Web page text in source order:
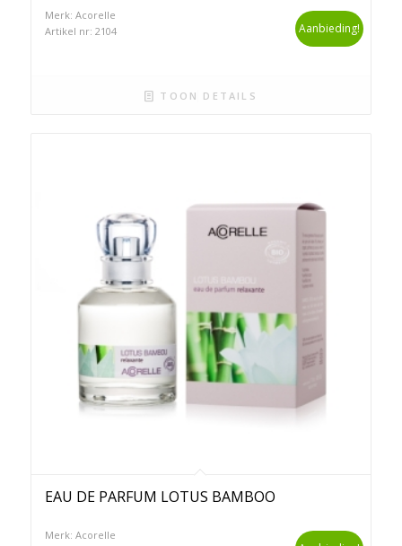
Merk: Acorelle
Artikel nr: 2104
Aanbieding!
TOON DETAILS
EAU DE PARFUM LOTUS BAMBOO
Merk: Acorelle